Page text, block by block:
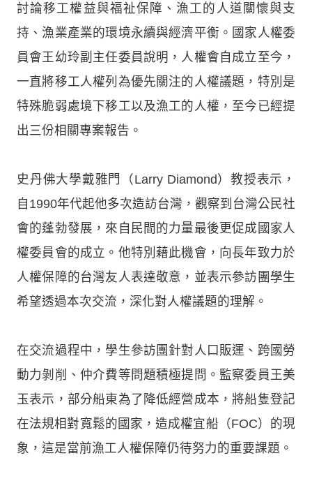
討論移工權益與福祉保障、漁工的人道關懷與支
持、漁業產業的環境永續與經濟平衡。國家人權委
員會王幼玲副主任委員說明，人權會自成立至今，
一直將移工人權列為優先關注的人權議題，特別是
特殊脆弱處境下移工以及漁工的人權，至今已經提
出三份相關專案報告。
史丹佛大學戴雅門（Larry Diamond）教授表示，
自1990年代起他多次造訪台灣，觀察到台灣公民社
會的蓬勃發展，來自民間的力量最後更促成國家人
權委員會的成立。他特別藉此機會，向長年致力於
人權保障的台灣友人表達敬意，並表示參訪團學生
希望透過本次交流，深化對人權議題的理解。
在交流過程中，學生參訪團針對人口販運、跨國勞
動力剝削、仲介費等問題積極提問。監察委員王美
玉表示，部分船東為了降低經營成本，將船隻登記
在法規相對寬鬆的國家，造成權宜船（FOC）的現
象，這是當前漁工人權保障仍待努力的重要課題。